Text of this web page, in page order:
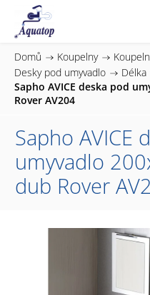
Domů / Koupelny /
Desky pod umyvadlo /
Sapho AVICE deska pod
Rover AV204
Sapho AVICE
umyvadlo
dub Rover